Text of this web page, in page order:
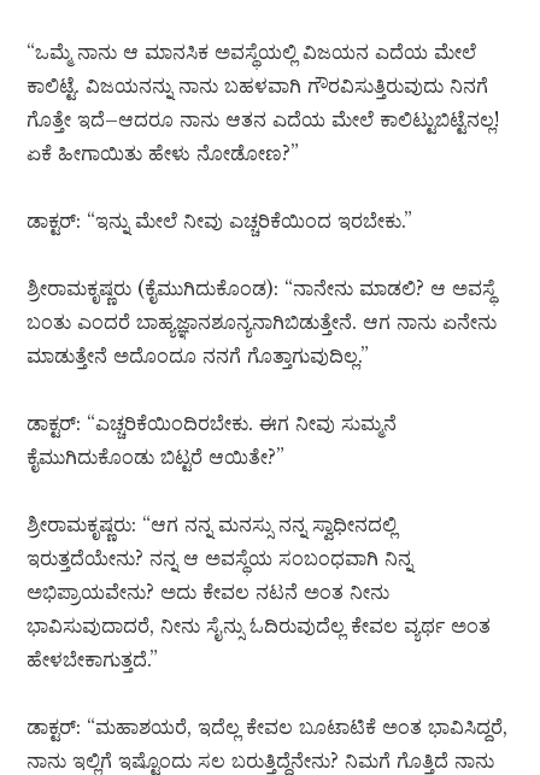
“ಒಮ್ಮೆ ನಾನು ಆ ಮಾನಸಿಕ ಅವಸ್ಥೆಯಲ್ಲಿ ವಿಜಯನ ಎದೆಯ ಮೇಲೆ
ಕಾಲಿಟ್ಟೆ. ವಿಜಯನನ್ನು ನಾನು ಬಹಳವಾಗಿ ಗೌರವಿಸುತ್ತಿರುವುದು ನಿನಗೆ
ಗೊತ್ತೇ ಇದೆ–ಆದರೂ ನಾನು ಆತನ ಎದೆಯ ಮೇಲೆ ಕಾಲಿಟ್ಟುಬಿಟ್ಟೆನಲ್ಲ!
ಏಕೆ ಹೀಗಾಯಿತು ಹೇಳು ನೋಡೋಣ?”
ಡಾಕ್ಟರ್: “ಇನ್ನು ಮೇಲೆ ನೀವು ಎಚ್ಚರಿಕೆಯಿಂದ ಇರಬೇಕು.”
ಶ್ರೀರಾಮಕೃಷ್ಣರು (ಕೈಮುಗಿದುಕೊಂಡ): “ನಾನೇನು ಮಾಡಲಿ? ಆ ಅವಸ್ಥೆ
ಬಂತು ಎಂದರೆ ಬಾಹ್ಯಜ್ಞಾನಶೂನ್ಯನಾಗಿಬಿಡುತ್ತೇನೆ. ಆಗ ನಾನು ಏನೇನು
ಮಾಡುತ್ತೇನೆ ಅದೊಂದೂ ನನಗೆ ಗೊತ್ತಾಗುವುದಿಲ್ಲ.”
ಡಾಕ್ಟರ್: “ಎಚ್ಚರಿಕೆಯಿಂದಿರಬೇಕು. ಈಗ ನೀವು ಸುಮ್ಮನೆ
ಕೈಮುಗಿದುಕೊಂಡು ಬಿಟ್ಟರೆ ಆಯಿತೇ?”
ಶ್ರೀರಾಮಕೃಷ್ಣರು: “ಆಗ ನನ್ನ ಮನಸ್ಸು ನನ್ನ ಸ್ವಾಧೀನದಲ್ಲಿ
ಇರುತ್ತದೆಯೇನು? ನನ್ನ ಆ ಅವಸ್ಥೆಯ ಸಂಬಂಧವಾಗಿ ನಿನ್ನ
ಅಭಿಪ್ರಾಯವೇನು? ಅದು ಕೇವಲ ನಟನೆ ಅಂತ ನೀನು
ಭಾವಿಸುವುದಾದರೆ, ನೀನು ಸೈನ್ಸು ಓದಿರುವುದೆಲ್ಲ ಕೇವಲ ವ್ಯರ್ಥ ಅಂತ
ಹೇಳಬೇಕಾಗುತ್ತದೆ.”
ಡಾಕ್ಟರ್: “ಮಹಾಶಯರೆ, ಇದೆಲ್ಲ ಕೇವಲ ಬೂಟಾಟಿಕೆ ಅಂತ ಭಾವಿಸಿದ್ದರೆ,
ನಾನು ಇಲ್ಲಿಗೆ ಇಷ್ಟೊಂದು ಸಲ ಬರುತ್ತಿದ್ದೆನೇನು? ನಿಮಗೆ ಗೊತ್ತಿದೆ ನಾನು